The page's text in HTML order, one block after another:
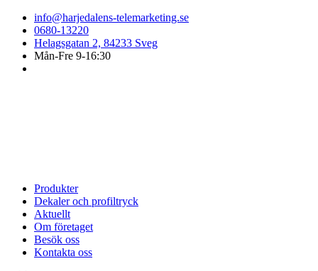
Hoppa
innehåll
info@harjedalens-telemarketing.se
0680-13220
Helagsgatan 2, 84233 Sveg
Mån-Fre 9-16:30
Produkter
Dekaler och profiltryck
Aktuellt
Om företaget
Besök oss
Kontakta oss